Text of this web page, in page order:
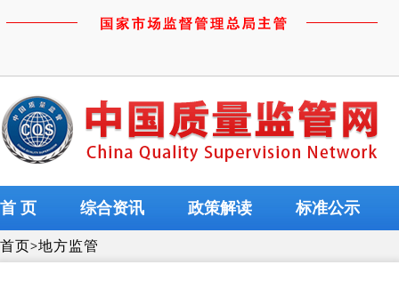
首 页 综合资讯 政策解读 标准公示
首页>地方监管